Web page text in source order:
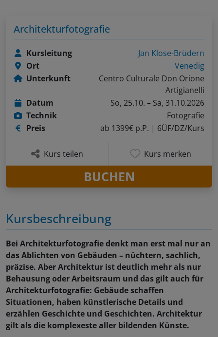
Kursbeschreibung
Bei Architekturfotografie denkt man erst mal nur an
das Ablichten von Gebäuden – nüchtern, sachlich,
präzise. Aber Architektur ist deutlich mehr als nur
Behausung oder Arbeitsraum und das gilt auch für
Architekturfotografie: Gebäude schaffen
Situationen, haben künstlerische Details und
erzählen Geschichte und Geschichten. Architektur
gilt als die komplexeste aller bildenden Künste.
Architekturfotografie
Kursleitung
Jan Klose-Brüdern
Ort
Venedig
Unterkunft
Centro Culturale Don Orione
Artigianelli
Datum
So, 25.10. – Sa, 31.10.2026
Technik
Fotografie
Preis
ab 1399€ p.P. | 6ÜF/DZ/Kurs
Kurs teilen Kurs merken
BUCHEN